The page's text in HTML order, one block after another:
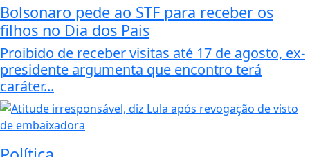
Bolsonaro pede ao STF para receber os
filhos no Dia dos Pais
Proibido de receber visitas até 17 de agosto, ex-
presidente argumenta que encontro terá
caráter...